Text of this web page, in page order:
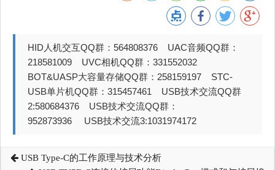
HID人机交互QQ群：564808376 UAC音频QQ群：
218581009 UVC相机QQ群：331552032
BOT&UASP大容量存储QQ群：258159197 STC-
USB单片机QQ群：315457461 USB技术交流QQ群
2:580684376 USB技术交流QQ群：
952873936 USB技术交流3:1031974172
USB Type-C的工作原理与技术分析